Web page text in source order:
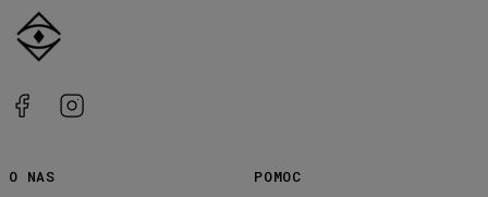
O NAS POMOC